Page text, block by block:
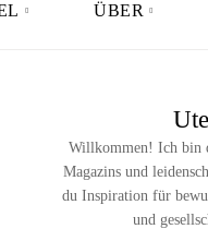
ÜBER
Willkommen! Ich bin
Magazins und
du Inspiration für
und